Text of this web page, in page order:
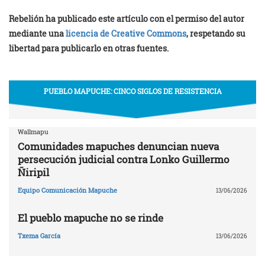
Rebelión ha publicado este artículo con el permiso del autor
mediante unalicencia de Creative Commons, respetando su
libertad para publicarlo en otras fuentes.
PUEBLO MAPUCHE: CINCO SIGLOS DE RESISTENCIA
Wallmapu
Comunidades mapuches denuncian nueva
persecución judicial contra Lonko Guillermo
Ñiripil
Equipo Comunicación Mapuche 13/06/2026
El pueblo mapuche no se rinde
Txema García 13/06/2026